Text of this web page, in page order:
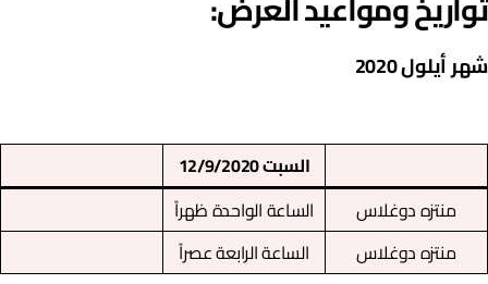
أيلول 2020
السبت 12/9/2020
منتزه دوغلاس
الساعة الواحدة ظهراً
منتزه دوغلاس
الساعة الرابعة عصراً